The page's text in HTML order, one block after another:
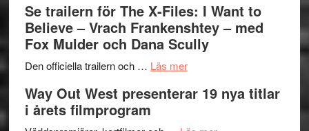
Se trailern för The X-Files: I Want to
Believe – Vrach Frankenshtey – med
Fox Mulder och Dana Scully
Den officiella trailern och … Läs merom
trailern
Way Out West presenterar 19 nya titlar
i årets filmprogram